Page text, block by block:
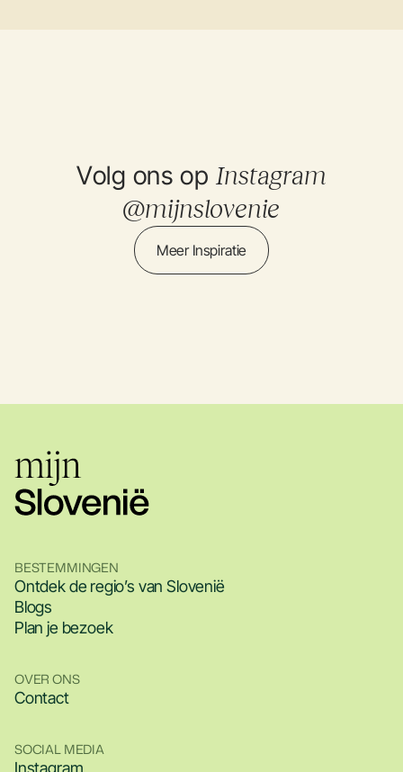
Volg ons op Instagram
@mijnslovenie
Meer Inspiratie
BESTEMMINGEN
Ontdek de regio’s van Slovenië
Blogs
Plan je bezoek
OVER ONS
Contact
SOCIAL MEDIA
Instagram